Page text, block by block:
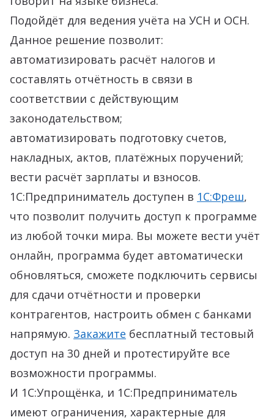
Подойдёт для ведения учёта на УСН и ОСН.
Данное решение позволит:
автоматизировать расчёт налогов и
составлять отчётность в связи в
соответствии с действующим
законодательством;
автоматизировать подготовку счетов,
накладных, актов, платёжных поручений;
вести расчёт зарплаты и взносов.
1С:Предприниматель доступен в 1С:Фреш,
что позволит получить доступ к программе
из любой точки мира. Вы можете вести учёт
онлайн, программа будет автоматически
обновляться, сможете подключить сервисы
для сдачи отчётности и проверки
контрагентов, настроить обмен с банками
напрямую. Закажите бесплатный тестовый
доступ на 30 дней и протестируйте все
возможности программы.
И 1С:Упрощёнка, и 1С:Предприниматель
имеют ограничения, характерные для